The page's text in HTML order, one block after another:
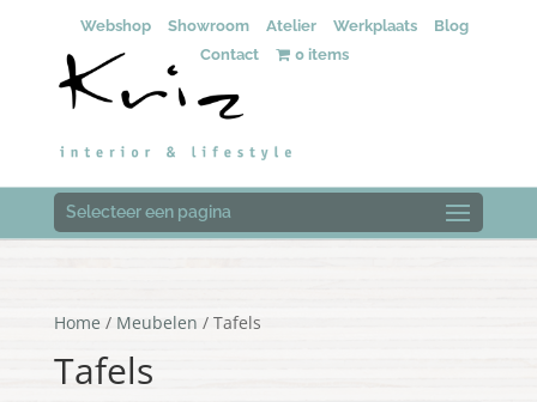
Webshop Showroom Atelier Werkplaats
Blog
Contact
0 items
Selecteer een pagina
Home / Meubelen / Tafels
Tafels